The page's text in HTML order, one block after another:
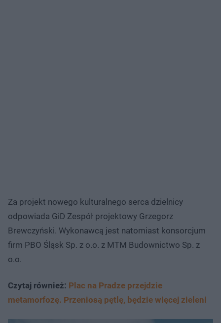
Za projekt nowego kulturalnego serca dzielnicy
odpowiada GiD Zespół projektowy Grzegorz
Brewczyński. Wykonawcą jest natomiast konsorcjum
firm PBO Śląsk Sp. z o.o. z MTM Budownictwo Sp. z
o.o.
Czytaj również: Plac na Pradze przejdzie
metamorfozę. Przeniosą pętlę, będzie więcej zieleni